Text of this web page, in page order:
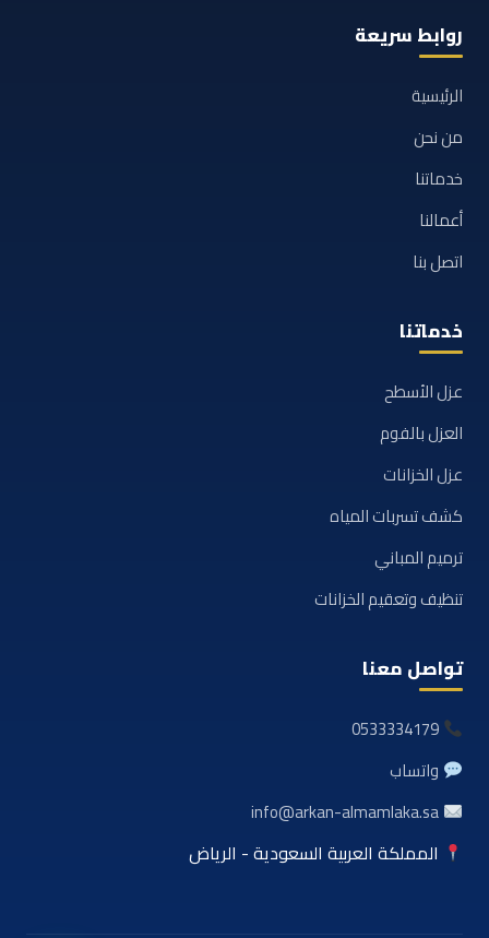
روابط سريعة
الرئيسية
من نحن
خدماتنا
أعمالنا
اتصل بنا
خدماتنا
عزل الأسطح
العزل بالفوم
عزل الخزانات
كشف تسربات المياه
ترميم المباني
تنظيف وتعقيم الخزانات
تواصل معنا
0533334179
واتساب
info@arkan-almamlaka.sa
المملكة العربية السعودية - الرياض